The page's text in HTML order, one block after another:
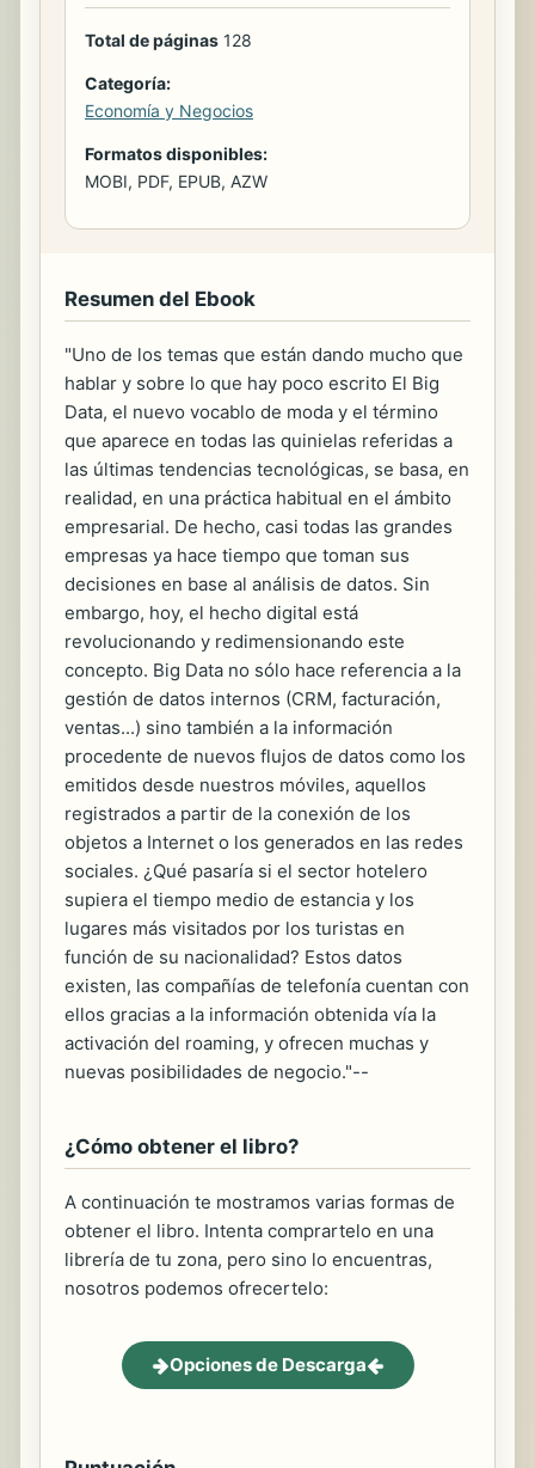
Total de páginas 128
Categoría:
Economía y Negocios
Formatos disponibles:
MOBI, PDF, EPUB, AZW
Resumen del Ebook
"Uno de los temas que están dando mucho que
hablar y sobre lo que hay poco escrito El Big
Data, el nuevo vocablo de moda y el término
que aparece en todas las quinielas referidas a
las últimas tendencias tecnológicas, se basa, en
realidad, en una práctica habitual en el ámbito
empresarial. De hecho, casi todas las grandes
empresas ya hace tiempo que toman sus
decisiones en base al análisis de datos. Sin
embargo, hoy, el hecho digital está
revolucionando y redimensionando este
concepto. Big Data no sólo hace referencia a la
gestión de datos internos (CRM, facturación,
ventas...) sino también a la información
procedente de nuevos flujos de datos como los
emitidos desde nuestros móviles, aquellos
registrados a partir de la conexión de los
objetos a Internet o los generados en las redes
sociales. ¿Qué pasaría si el sector hotelero
supiera el tiempo medio de estancia y los
lugares más visitados por los turistas en
función de su nacionalidad? Estos datos
existen, las compañías de telefonía cuentan con
ellos gracias a la información obtenida vía la
activación del roaming, y ofrecen muchas y
nuevas posibilidades de negocio."--
¿Cómo obtener el libro?
A continuación te mostramos varias formas de
obtener el libro. Intenta comprartelo en una
librería de tu zona, pero sino lo encuentras,
nosotros podemos ofrecertelo:
Opciones de Descarga